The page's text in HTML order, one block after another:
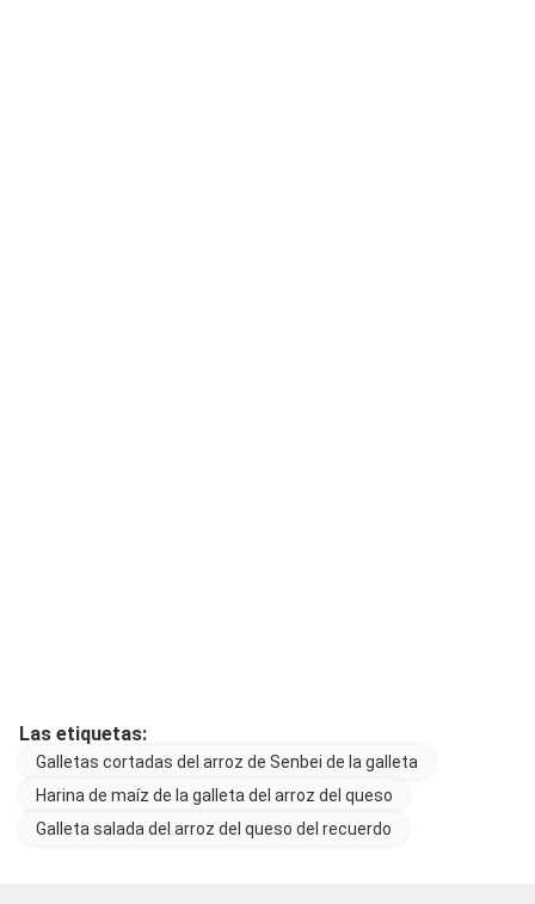
Las etiquetas:
Galletas cortadas del arroz de Senbei de la galleta
Harina de maíz de la galleta del arroz del queso
Galleta salada del arroz del queso del recuerdo